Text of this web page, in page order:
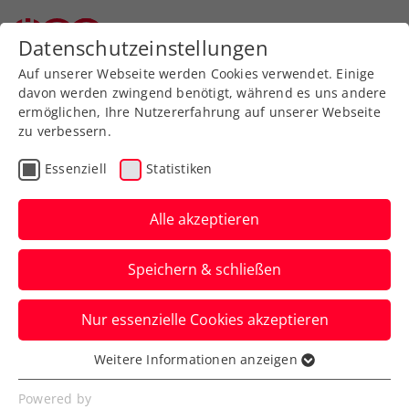
Veranstaltungen 2026
Alle Informationen
Hier findest du einen Überblick
zu den Veranstaltungen im Jahr
Datenschutzeinstellungen
Auf unserer Webseite werden Cookies verwendet. Einige
davon werden zwingend benötigt, während es uns andere
ermöglichen, Ihre Nutzererfahrung auf unserer Webseite
zu verbessern.
Essenziell Statistiken
Alle akzeptieren
Speichern & schließen
Nur essenzielle Cookies akzeptieren
Essenziell
Essenzielle Cookies werden für grundlegende
Weitere Informationen anzeigen
Powered by